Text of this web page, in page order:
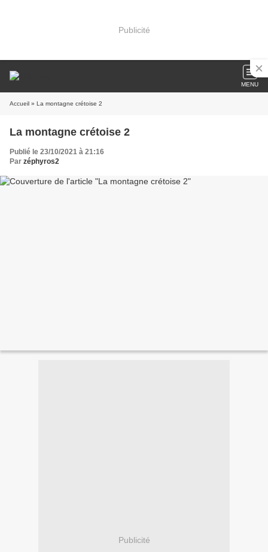
Publicité
MENU
Accueil » La montagne crétoise 2
La montagne crétoise 2
Publié le 23/10/2021 à 21:16
Par zéphyros2
Publicité